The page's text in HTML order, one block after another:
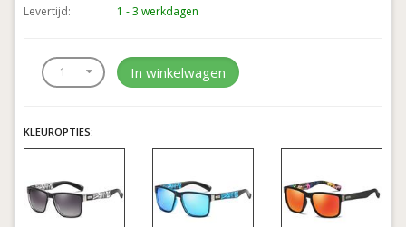
Levertijd:
1 - 3 werkdagen
In winkelwagen
KLEUROPTIES: